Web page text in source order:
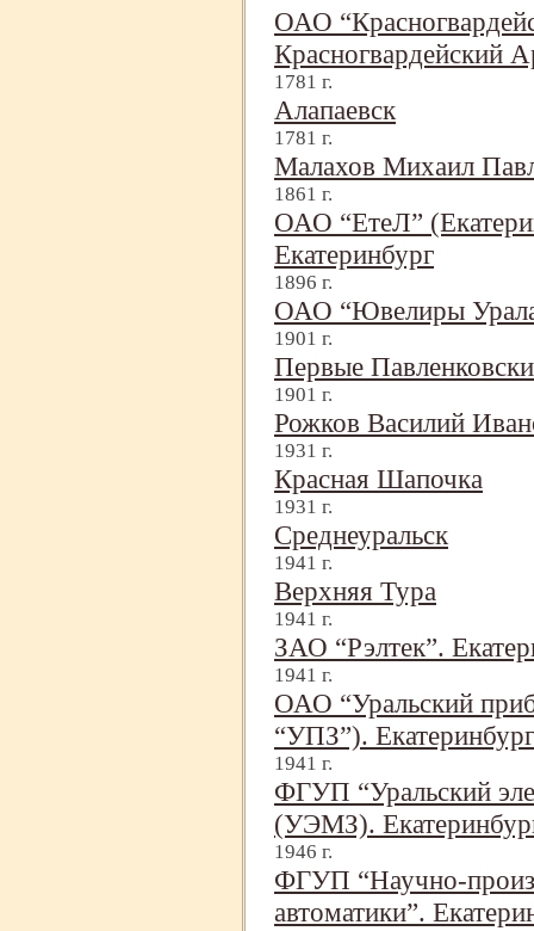
ОАО
Красногвардейский
1781 г.
Алапаевск
1781 г.
Малахов Михаил
1861 г.
ОАО “ЕтеЛ”
Екатеринбург
1896 г.
ОАО “Ювелиры
1901 г.
Первые
1901 г.
Рожков Василий
1931 г.
Красная Шапочка
1931 г.
Среднеуральск
1941 г.
Верхняя Тура
1941 г.
ЗАО “Рэлтек”.
1941 г.
ОАО “Уральский
“УПЗ”). Екатеринбург
1941 г.
ФГУП “Уральский
(УЭМЗ).
1946 г.
ФГУП “Научно-
автоматики”.